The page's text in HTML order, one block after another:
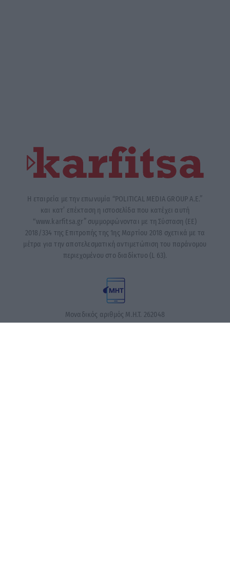
Η εταιρεία με την επωνυμία “POLITICAL MEDIA GROUP A.E.”
και κατ’ επέκταση η ιστοσελίδα που κατέχει αυτή
“www.karfitsa.gr” συμμορφώνονται με τη Σύσταση (ΕΕ)
2018/334 της Επιτροπής της 1ης Μαρτίου 2018 σχετικά με τα
μέτρα για την αποτελεσματική αντιμετώπιση του παράνομου
περιεχομένου στο διαδίκτυο (L 63).
Μοναδικός αριθμός Μ.Η.Τ. 262048